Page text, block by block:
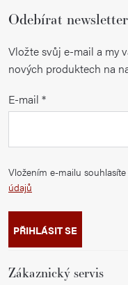
Odebírat newsletter
Vložte svůj e-mail a my
nových produktech na
E-mail
Vložením e-mailu souhlasíte
údajů
PŘIHLÁSIT SE
Zákaznický servis